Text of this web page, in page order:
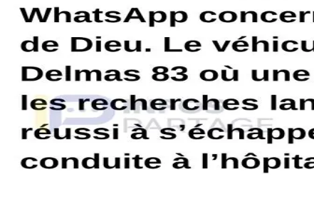
HaitiMap
Privacy Policy Terms of ServiceContact Us
2026Haiti Map LLC. All rights reserved.